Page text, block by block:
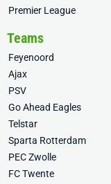
Premier League
Teams
Feyenoord
Ajax
PSV
Go Ahead Eagles
Telstar
Sparta Rotterdam
PEC Zwolle
FC Twente